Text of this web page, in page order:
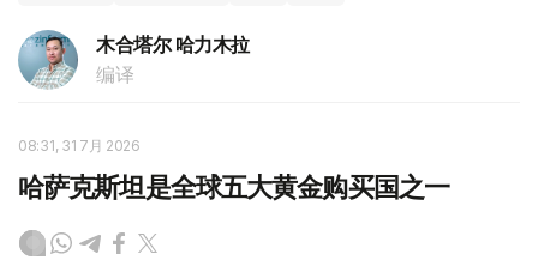
木合塔尔 哈力木拉
编译
08:31, 31 7月 2026
哈萨克斯坦是全球五大黄金购买国之一